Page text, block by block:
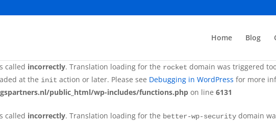
calledincorrectly. Translation loading for the
domain
be loaded at the
public_html/wp-includes/functions.php on line6131
called incorrectly. Translation loading for the rocket domain was triggered
at the init action or later. Please see Debugging in WordPress for more
public_html/wp-includes/functions.php on line 6131
called incorrectly. Translation loading for the better-wp-security domain
Home Blog